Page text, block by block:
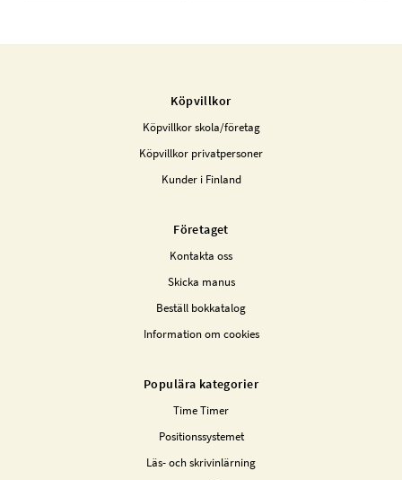
Köpvillkor
Köpvillkor skola/företag
Köpvillkor privatpersoner
Kunder i Finland
Företaget
Kontakta oss
Skicka manus
Beställ bokkatalog
Information om cookies
Populära kategorier
Time Timer
Positionssystemet
Läs- och skrivinlärning